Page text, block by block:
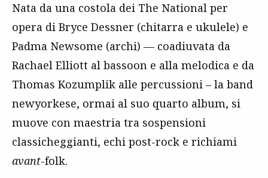
Nata da una costola dei The National per
opera di Bryce Dessner (chitarra e ukulele) e
Padma Newsome (archi) — coadiuvata da
Rachael Elliott al bassoon e alla melodica e da
Thomas Kozumplik alle percussioni – la band
newyorkese, ormai al suo quarto album, si
muove con maestria tra sospensioni
classicheggianti, echi post-rock e richiami
avant-folk.